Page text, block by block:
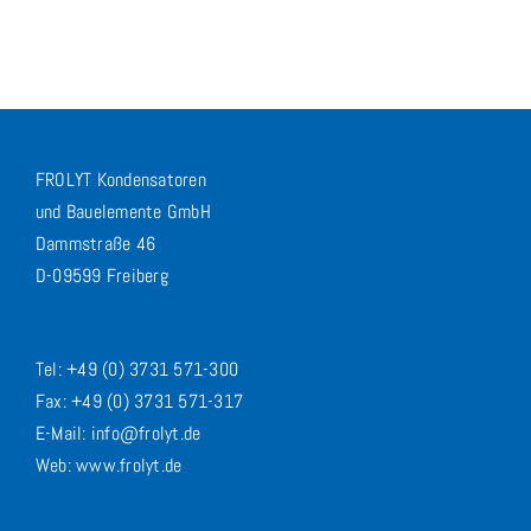
FROLYT Kondensatoren
und Bauelemente GmbH
Dammstraße 46
D-09599 Freiberg
Tel: +49 (0) 3731 571-300
Fax: +49 (0) 3731 571-317
E-Mail: info@frolyt.de
Web: www.frolyt.de